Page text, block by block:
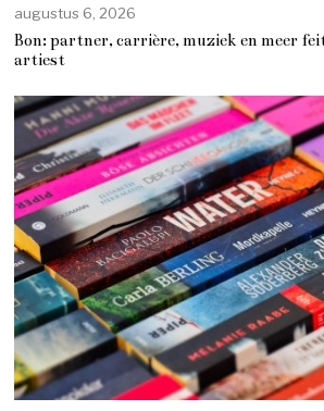
augustus 6, 2026
Bon: partner, carrière, muziek en meer
artiest